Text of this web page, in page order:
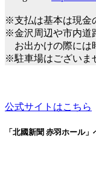
※支払は基本は現金
※金沢周辺や市内道
お出かけの際には
※駐車場はございま
公式サイトはこちら
「北國新聞 赤羽ホール